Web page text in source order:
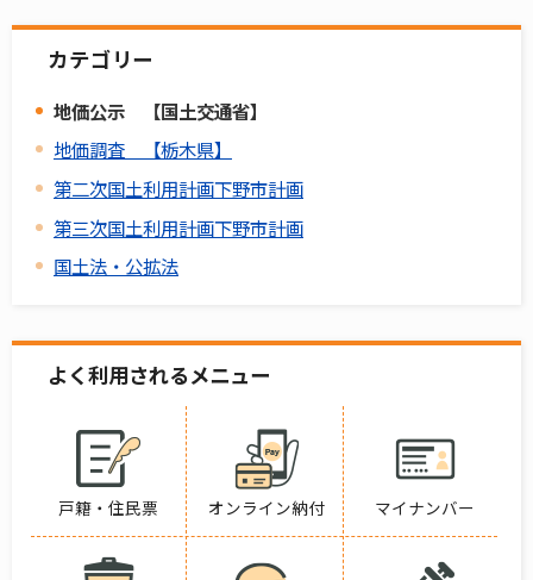
カテゴリー
地価公示 【国土交通省】
地価調査 【栃木県】
第二次国土利用計画下野市計画
第三次国土利用計画下野市計画
国土法・公拡法
よく利用されるメニュー
戸籍・住民票 オンライン納付 マイナンバー